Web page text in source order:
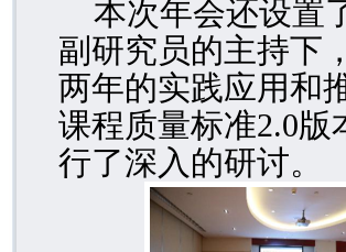
本次年会还设置
副研究员的主持下
两年的实践应用和
课程质量标准2.0版
行了深入的研讨。